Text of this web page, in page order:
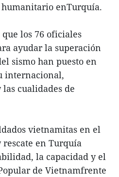
humanitario enTurquía.
los 76 oficiales
ayudar la superación
sismo han puesto en
internacional,
cualidades de
vietnamitas en el
rescate en Turquía
la capacidad y el
de Vietnamfrente